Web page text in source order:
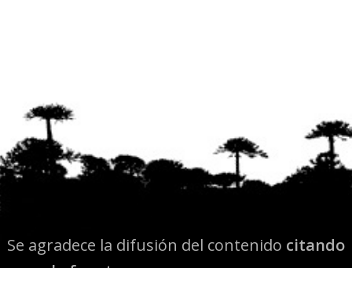
Se agradece la difusión del contenido citando
la fuente www.mapuexpress.org